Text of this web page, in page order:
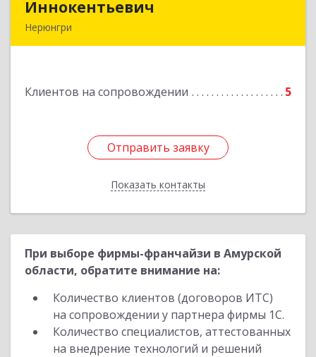
Иннокентьевич
Нерюнгри
Клиентов на сопровождении 5
Отправить заявку
Показать контакты
Подробнее
Отправить заявку
Назад
При выборе фирмы-франчайзи в Амурской
области, обратите внимание на:
Количество клиентов (договоров ИТС)
на сопровождении у партнера фирмы 1С.
Количество специалистов, аттестованных
на внедрение технологий и решений